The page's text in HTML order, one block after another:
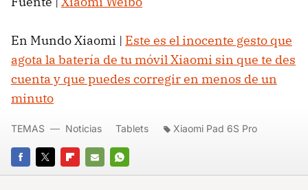
En Mundo Xiaomi | Este es el inocente gesto que
agota la batería de tu móvil Xiaomi sin que te des
cuenta y que puedes corregir en menos de un
minuto
FACEBOOK
TWITTERFLIPBOARD
E-
WHATSAPP
TEMAS Noticias Tablets Xiaomi Pad 6S Pro